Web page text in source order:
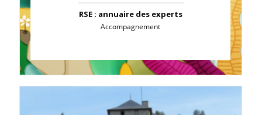
RSE : annuaire des experts
Accompagnement